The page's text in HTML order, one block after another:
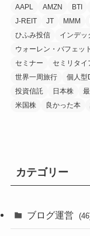
AAPL AMZN BTI
J-REIT
JT MMM
ひふみ投信
インデッ
ウォーレン・バフェット
セミナー
セミリタイ
世界一周旅行
個人型
投資信託
日本株
米国株
良かった本
カテゴリー
ブログ運営